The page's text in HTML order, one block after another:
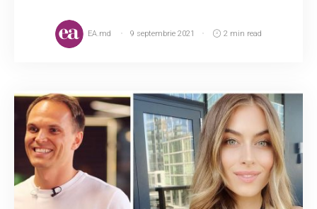
EA.md 9 septembrie 2021 2 min read